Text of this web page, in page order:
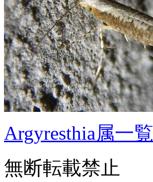
Argyresthia属一覧
無断転載禁止